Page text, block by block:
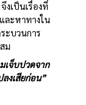
งเป็นเรื่องที่
ละหาทางใน
ะบวนการ
ม
เจ็บปวดจาก
งเสียก่อน”